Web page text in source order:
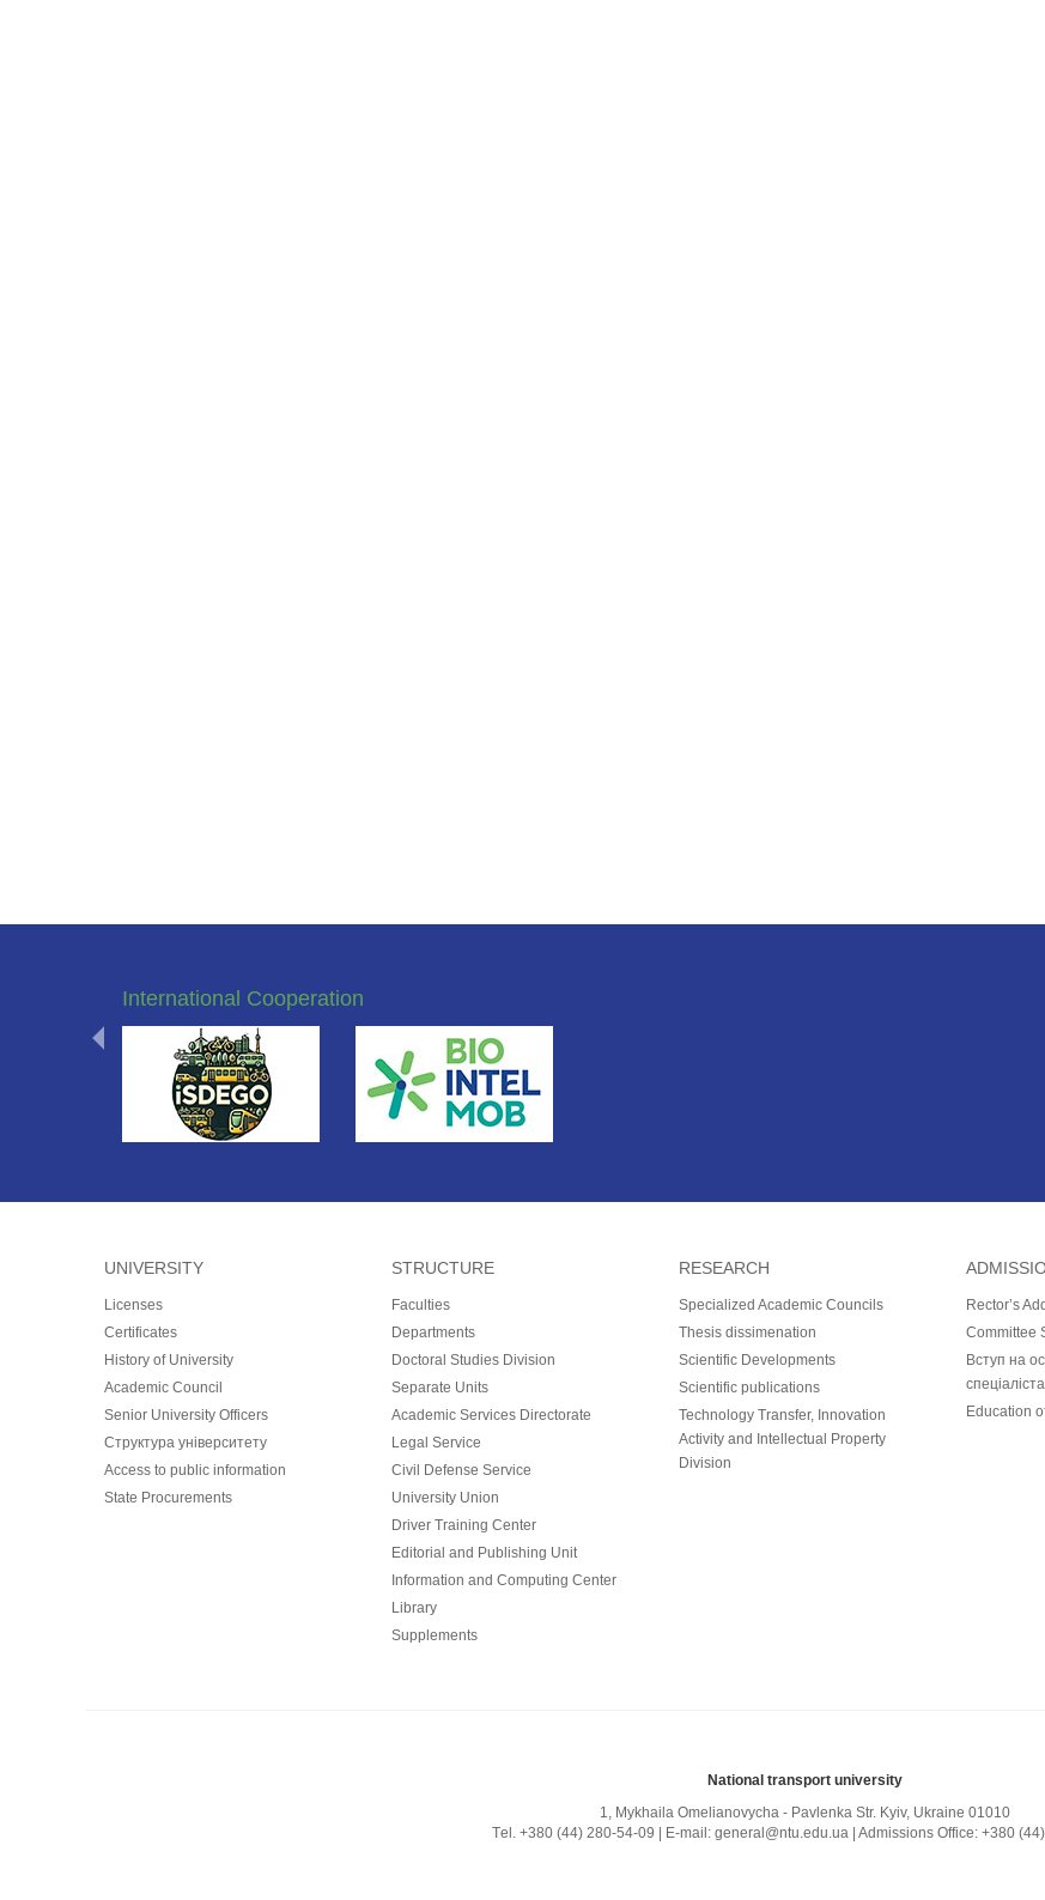
International Cooperation
UNIVERSITY
Licenses
Certificates
History of University
Academic Council
Senior University Officers
Структура університету
Access to public information
State Procurements
STRUCTURE
Faculties
Departments
Doctoral Studies Division
Separate Units
Academic Services Directorate
Legal Service
Civil Defense Service
University Union
Driver Training Center
Editorial and Publishing Unit
Information and Computing Center
Library
Supplements
RESEARCH
Specialized Academic Councils
Thesis dissimenation
Scientific Developments
Scientific publications
Technology Transfer, Innovation
Activity and Intellectual Property
Division
Rector’s
Committee
Вступ на
Education
National transport university
1, Mykhailа Omelianovycha - Pavlenka Str. Kyiv, Ukraine 01010
Тel. +380 (44) 280-54-09 | E-mail: general@ntu.edu.ua | Admissions Office: +380